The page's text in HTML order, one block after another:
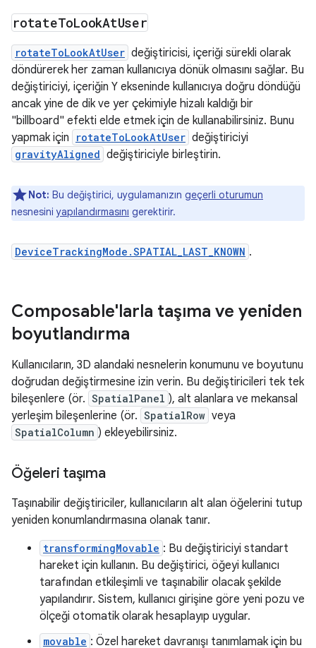
rotateToLookAtUser
rotateToLookAtUser değiştiricisi, içeriği sürekli olarak
döndürerek her zaman kullanıcıya dönük olmasını sağlar. Bu
değiştiriciyi, içeriğin Y ekseninde kullanıcıya doğru döndüğü
ancak yine de dik ve yer çekimiyle hizalı kaldığı bir
"billboard" efekti elde etmek için de kullanabilirsiniz. Bunu
yapmak için
rotateToLookAtUser değiştiriciyi
gravityAligned değiştiriciyle birleştirin.
Not: Bu değiştirici, uygulamanızın geçerli oturumun
nesnesiniyapılandırmasını gerektirir.
DeviceTrackingMode.SPATIAL_LAST_KNOWN .
Composable'larla taşıma ve yeniden
boyutlandırma
Kullanıcıların, 3D alandaki nesnelerin konumunu ve boyutunu
doğrudan değiştirmesine izin verin. Bu değiştiricileri tek tek
bileşenlere (ör. SpatialPanel ), alt alanlara ve mekansal
yerleşim bileşenlerine (ör. SpatialRow veya
SpatialColumn ) ekleyebilirsiniz.
Öğeleri taşıma
Taşınabilir değiştiriciler, kullanıcıların alt alan öğelerini tutup
yeniden konumlandırmasına olanak tanır.
transformingMovable : Bu değiştiriciyi standart
hareket için kullanın. Bu değiştirici, öğeyi kullanıcı
tarafından etkileşimli ve taşınabilir olacak şekilde
yapılandırır. Sistem, kullanıcı girişine göre yeni pozu ve
ölçeği otomatik olarak hesaplayıp uygular.
movable : Özel hareket davranışı tanımlamak için bu